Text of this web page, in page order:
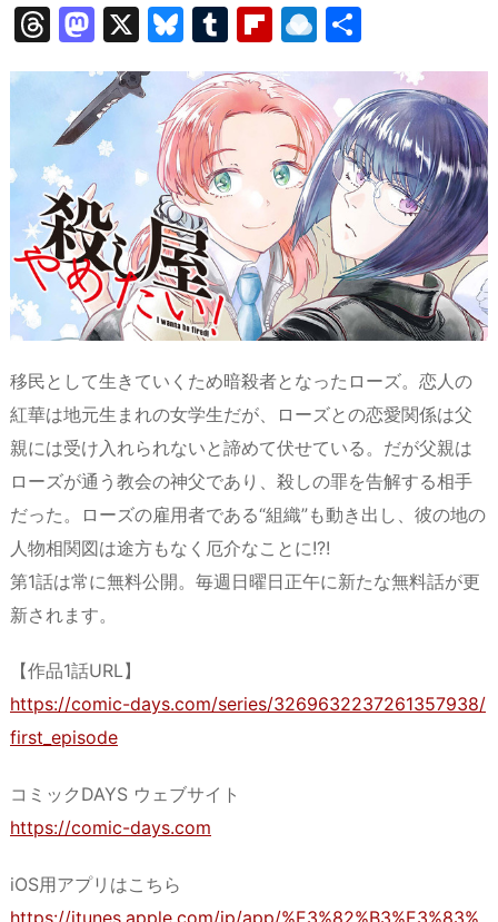
T
hr
a
d
s
M
a
st
o
d
o
n
X
Bl
u
e
s
k
y
T
u
m
bl
r
Fl
ip
b
o
ar
d
R
ai
n
dr
o
p.
io
有
移民として生きていくため暗殺者となったローズ。恋人の
紅華は地元生まれの女学生だが、ローズとの恋愛関係は父
親には受け入れられないと諦めて伏せている。だが父親は
ローズが通う教会の神父であり、殺しの罪を告解する相手
だった。ローズの雇用者である“組織”も動き出し、彼の地の
人物相関図は途方もなく厄介なことに!?!
第1話は常に無料公開。毎週日曜日正午に新たな無料話が更
新されます。
【作品1話URL】
https://comic-days.com/series/3269632237261357938/
first_episode
コミックDAYS ウェブサイト
https://comic-days.com
iOS用アプリはこちら
https://itunes.apple.com/jp/app/%E3%82%B3%E3%83%